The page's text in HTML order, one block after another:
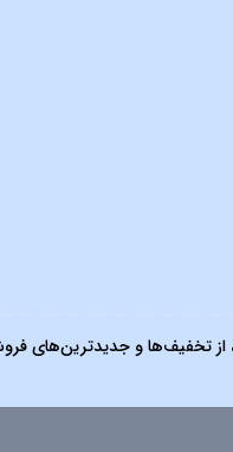
از تخفیف‌ها و جدیدترین‌های